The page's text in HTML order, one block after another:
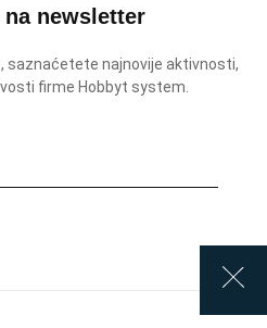
newsletter
saznaćetete najnovije aktivnosti,
firme Hobbyt system.